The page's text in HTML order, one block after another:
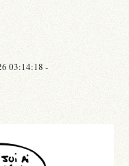
03:14:18 -